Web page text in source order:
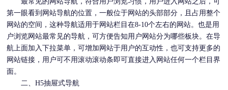
第一眼看到网站导航的位置，一般位于网站的头部部分，且占用整个
网站的空间，这种导航适用于网站栏目在8-10个左右的网站。也是用
户浏览网站最常见的导航，可方便告知用户网站分为哪些板块。在导
航上面加入下拉菜单，可增加网站于用户的互动性，也可支持更多的
网站链接，用户可不用滚动滚动条即可直接进入网站任何一个栏目界
面。
二、H5抽屉式导航